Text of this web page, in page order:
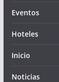
Eventos
Hoteles
Inicio
Noticias